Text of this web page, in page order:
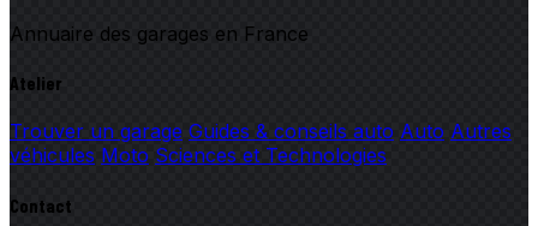
Annuaire des garages en France
Atelier
Trouver un garage Guides & conseils auto Auto Autres
véhicules Moto Sciences et Technologies
Contact